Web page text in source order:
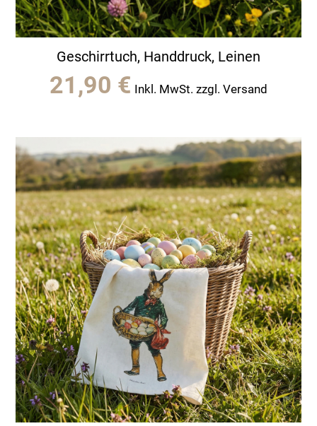
Geschirrtuch, Handdruck, Leinen
21,90 € Inkl. MwSt. zzgl. Versand